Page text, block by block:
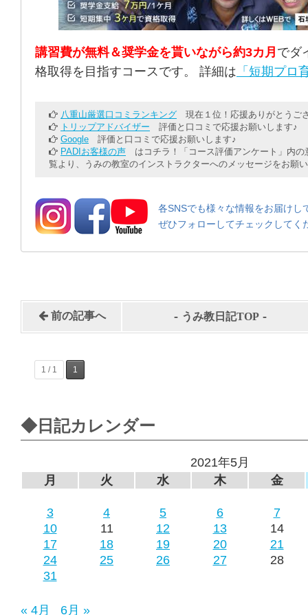
講習費が無料＆奨学金を貰いながら約3カ月 でダ
格取得を目指すコースです。 詳細は 「短期プロ
八重山厳選口コミランキング 現在１位！応援ありがとうご
トリップアドバイザー 評価と口コミで応援お願いします♪
Google 評価と口コミで応援お願いします♪
PADIお客様の声 はコチラ！「コース評価アンケート」内の
覧より、うみの教室のインストラクターへのメッセージをお願
各SNSでも様々な情報をお届けし
ぜひフォローしてチェックしてく
前の記事へ - うみ教日記TOP -
1 / 1 1
◆日記カレンダー
2021年5月
月
火 水 木 金
3 4 5 6
7
10
11 12 13
14
17
18 19 20
21
24
25 26 27
28
31
« 4月 6月 »